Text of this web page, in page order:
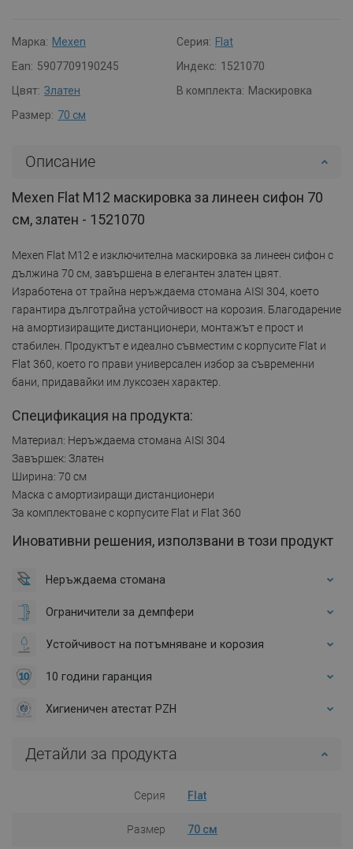
Марка: Mexen Серия: Flat
Ean: 5907709190245 Индекс: 1521070
Цвят: Златен В комплекта: Маскировка
Размер: 70 см
Описание
Mexen Flat M12 маскировка за линеен сифон 70
см, златен - 1521070
Mexen Flat M12 е изключителна маскировка за линеен сифон с
дължина 70 см, завършена в елегантен златен цвят.
Изработена от трайна неръждаема стомана AISI 304, което
гарантира дълготрайна устойчивост на корозия. Благодарение
на амортизиращите дистанционери, монтажът е прост и
стабилен. Продуктът е идеално съвместим с корпусите Flat и
Flat 360, което го прави универсален избор за съвременни
бани, придавайки им луксозен характер.
Спецификация на продукта:
Материал: Неръждаема стомана AISI 304
Завършек: Златен
Ширина: 70 см
Маска с амортизиращи дистанционери
За комплектоване с корпусите Flat и Flat 360
Иновативни решения, използвани в този продукт
Неръждаема стомана
Ограничители за демпфери
Устойчивост на потъмняване и корозия
10 години гаранция
Хигиеничен атестат PZH
Детайли за продукта
Серия Flat
Размер 70 см